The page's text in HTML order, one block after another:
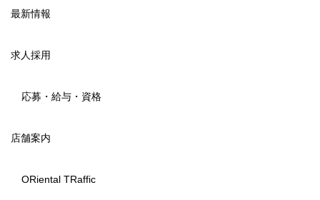
最新情報
求人採用
応募・給与・資格
店舗案内
ORiental TRaffic